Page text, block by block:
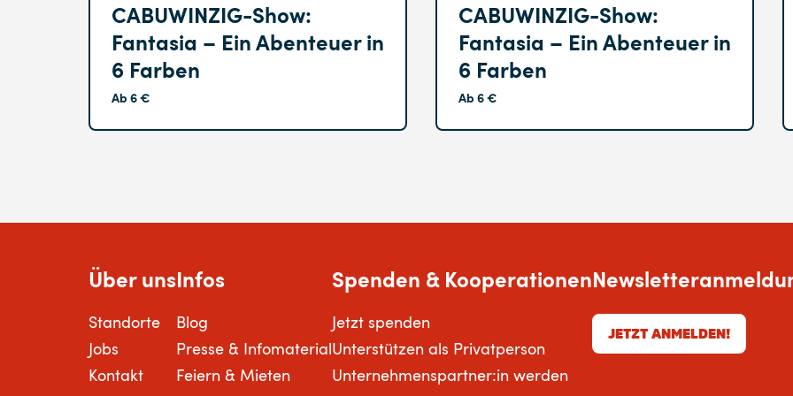
CABUWINZIG-Show:
Fantasia – Ein Abenteuer in
6 Farben
Ab 6 €
CABUWINZIG-Show:
Fantasia – Ein Abenteuer in
6 Farben
Ab 6 €
Über uns
Standorte
Jobs
Kontakt
Infos
Blog
Presse & Infomaterial
Feiern & Mieten
Spenden & Kooperationen
Jetzt spenden
Unterstützen als Privatperson
Unternehmenspartner:in werden
JETZT ANMELDEN!